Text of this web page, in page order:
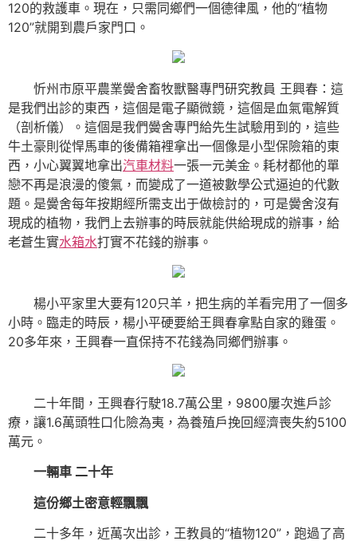
120的救護車。現在，只需同鄉們一個德律風，他的“植物
120”就開到農戶家門口。
忻州市原平農業黌舍畜牧獸醫專門研究教員 王興春：這
是我們出診的東西，這個是電子顯微鏡，這個是血氣電解質
（剖析儀）。這個是我們黌舍專門給先生試驗用到的，這些
牛土豪則從悍馬車的後備箱裡拿出一個像是小型保險箱的東
西，小心翼翼地拿出汽車材料一張一元美金。耗材都他的單
戀不再是浪漫的傻氣，而變成了一道被數學公式逼迫的代數
題。是黌舍每年按期經所需支出于做檢討的，可是黌舍沒有
現成的植物，我們上去辦事的時辰就能供給現成的辦事，給
老蒼生實水箱水打實不花錢的辦事。
楊小平家里大要有120只羊，把生病的羊看完用了一個多
小時。臨走的時辰，楊小平硬要給王興春拿點自家的雞蛋。
20多年來，王興春一直保持不花錢為同鄉們辦事。
二十年間，王興春行駛18.7萬公里，9800屢次進戶診
療，讓1.6萬頭牲口化險為夷，為養殖戶挽回經濟喪失約5100
萬元。
一輛車 二十年
這份鄉土密意輕飄飄
二十多年，近萬次出診，王教員的“植物120”，跑過了高